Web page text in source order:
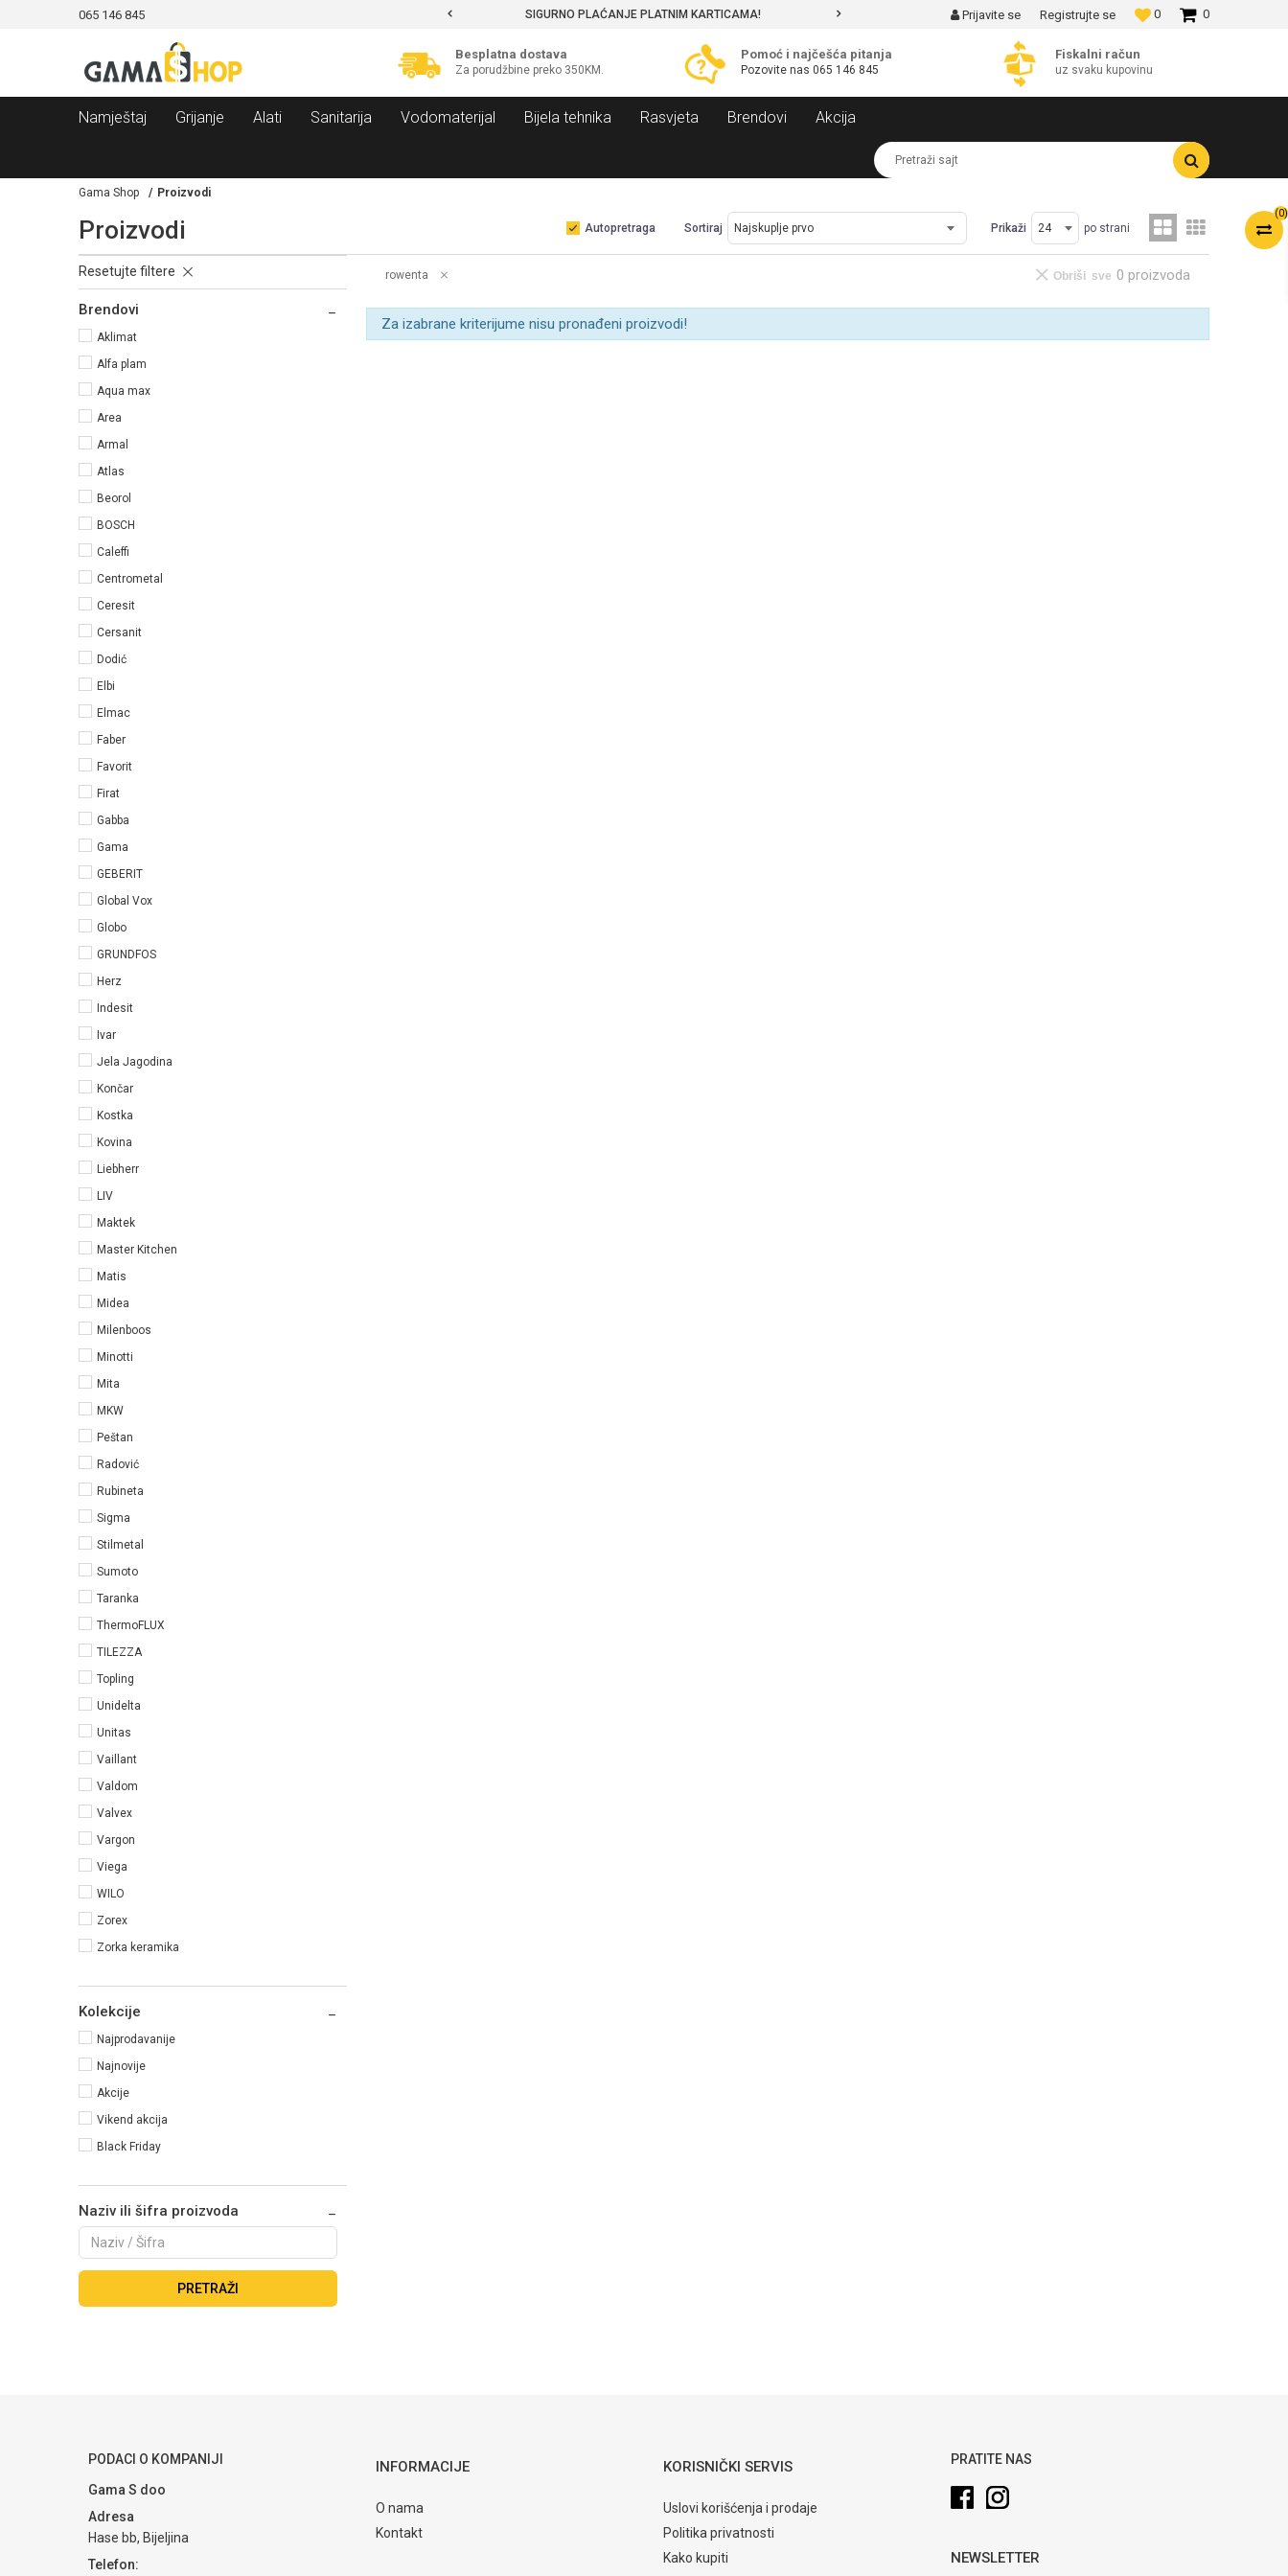
065 146 845 SIGURNO PLAĆANJE PLATNIM KARTICAMA! MOGUĆNOST BESPLATNE ISPORUKE! 0
0
Prijavite se Registrujte se
Besplatna dostava
Za porudžbine preko 350KM.
Pomoć i najčešća pitanja
Pozovite nas 065 146 845
Fiskalni račun
uz svaku kupovinu
Namještaj Grijanje Alati Sanitarija Vodomaterijal Bijela tehnika Rasvjeta Brendovi Akcija
Pretraži sajt
(0)
Gama Shop Proizvodi
Proizvodi Autopretraga Sortiraj Prikaži po strani
Resetujte filtere
Brendovi
Aklimat
Alfa plam
Aqua max
Area
Armal
Atlas
Beorol
BOSCH
Caleffi
Centrometal
Ceresit
Cersanit
Dodić
Elbi
Elmac
Faber
Favorit
Firat
Gabba
Gama
GEBERIT
Global Vox
Globo
GRUNDFOS
Herz
Indesit
Ivar
Jela Jagodina
Končar
Kostka
Kovina
Liebherr
LIV
Maktek
Master Kitchen
Matis
Midea
Milenboos
Minotti
Mita
MKW
Peštan
Radović
Rubineta
Sigma
Stilmetal
Sumoto
Taranka
ThermoFLUX
TILEZZA
Topling
Unidelta
Unitas
Vaillant
Valdom
Valvex
Vargon
Viega
WILO
Zorex
Zorka keramika
Kolekcije
Najprodavanije
Najnovije
Akcije
Vikend akcija
Black Friday
Naziv ili šifra proizvoda
PRETRAŽI
rowenta 0 proizvoda
Obriši sve
Za izabrane kriterijume nisu pronađeni proizvodi!
PODACI O KOMPANIJI
Gama S doo
Adresa
Hase bb, Bijeljina
Telefon:
INFORMACIJE
O nama
Kontakt
KORISNIČKI SERVIS
Uslovi korišćenja i prodaje
Politika privatnosti
Kako kupiti
PRATITE NAS
NEWSLETTER